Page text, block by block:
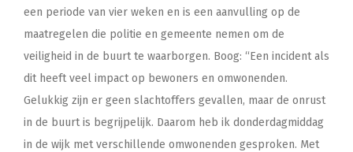
een periode van vier weken en is een aanvulling op de
maatregelen die politie en gemeente nemen om de
veiligheid in de buurt te waarborgen. Boog: “Een incident als
dit heeft veel impact op bewoners en omwonenden.
Gelukkig zijn er geen slachtoffers gevallen, maar de onrust
in de buurt is begrijpelijk. Daarom heb ik donderdagmiddag
in de wijk met verschillende omwonenden gesproken. Met